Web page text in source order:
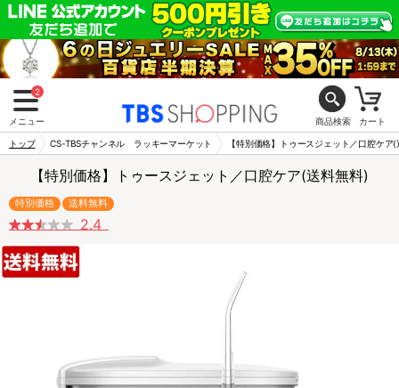
2
メニュー 商品検索 カート
トップ CS-TBSチャンネル ラッキーマーケット 【特別価格】トゥースジェット／口腔ケア
【特別価格】トゥースジェット／口腔ケア(送料無料)
特別価格 送料無料
2.4